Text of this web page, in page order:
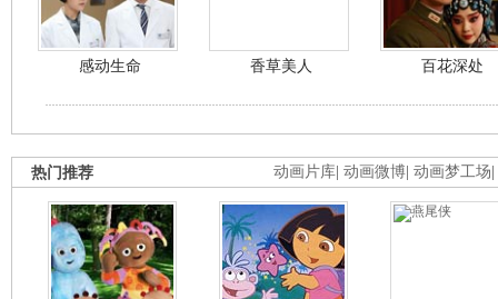
感动生命 香草美人 百花深处
动画片库 动画微博 动画梦工场
热门推荐